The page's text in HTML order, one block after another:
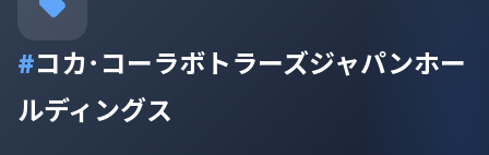
#コカ･コーラボトラーズジャパンホー
ルディングス